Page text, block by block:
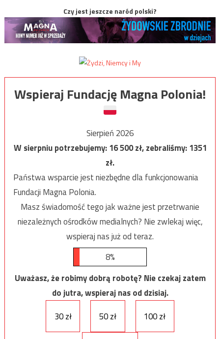
Czy jest jeszcze naród polski?
Wspieraj Fundację Magna Polonia!
Sierpień 2026
W sierpniu potrzebujemy:16 500zł, zebraliśmy:1351
zł.
Państwa wsparcie jest niezbędne dla funkcjonowania
Fundacji Magna Polonia.
Masz świadomość tego jak ważne jest przetrwanie
niezależnych ośrodków medialnych? Nie zwlekaj więc,
wspieraj nas już od teraz.
8%
Uważasz, że robimy dobrą robotę? Nie czekaj zatem
do jutra, wspieraj nas od dzisiaj.
30 zł
50 zł 100 zł